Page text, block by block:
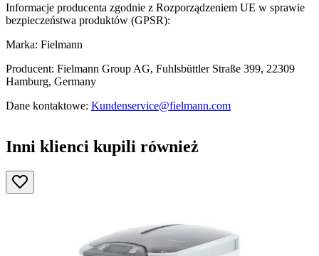
Informacje producenta zgodnie z Rozporządzeniem UE w sprawie
bezpieczeństwa produktów (GPSR):
Marka: Fielmann
Producent: Fielmann Group AG, Fuhlsbüttler Straße 399, 22309
Hamburg, Germany
Dane kontaktowe: Kundenservice@fielmann.com
Inni klienci kupili również